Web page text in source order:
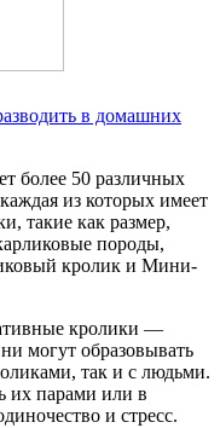
в домашних
более 50 различных
из которых имеет
такие как размер,
породы,
кролик и Мини-
кролики —
могут образовывать
так и с людьми.
их парами или в
и стресс.